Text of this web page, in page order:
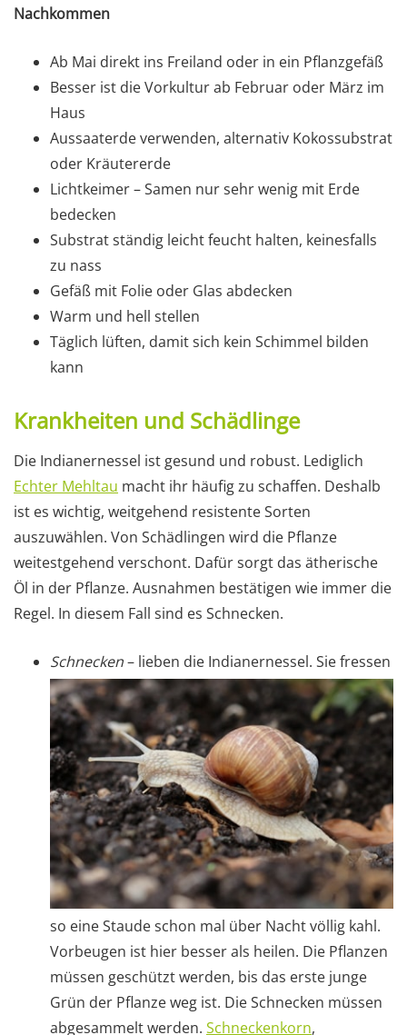
Nachkommen
Ab Mai direkt ins Freiland oder in ein Pflanzgefäß
Besser ist die Vorkultur ab Februar oder März im
Haus
Aussaaterde verwenden, alternativ Kokossubstrat
oder Kräutererde
Lichtkeimer – Samen nur sehr wenig mit Erde
bedecken
Substrat ständig leicht feucht halten, keinesfalls
zu nass
Gefäß mit Folie oder Glas abdecken
Warm und hell stellen
Täglich lüften, damit sich kein Schimmel bilden
kann
Krankheiten und Schädlinge
Die Indianernessel ist gesund und robust. Lediglich
Echter Mehltau macht ihr häufig zu schaffen. Deshalb
ist es wichtig, weitgehend resistente Sorten
auszuwählen. Von Schädlingen wird die Pflanze
weitestgehend verschont. Dafür sorgt das ätherische
Öl in der Pflanze. Ausnahmen bestätigen wie immer die
Regel. In diesem Fall sind es Schnecken.
Schnecken– lieben die Indianernessel. Sie fressen
so eine Staude schon mal über Nacht völlig kahl.
Vorbeugen ist hier besser als heilen. Die Pflanzen
müssen geschützt werden, bis das erste junge
Grün der Pflanze weg ist. Die Schnecken müssen
abgesammelt werden. Schneckenkorn,